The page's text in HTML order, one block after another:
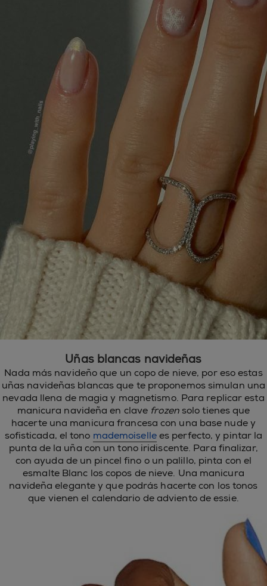
Uñas blancas navideñas
Nada más navideño que un copo de nieve, por eso estas
uñas navideñas blancas que te proponemos simulan una
nevada llena de magia y magnetismo. Para replicar esta
manicura navideña en clave frozensolo tienes que
hacerte una manicura francesa con una base nude y
sofisticada, el tono mademoisellees perfecto, y pintar la
punta de la uña con un tono iridiscente. Para finalizar,
con ayuda de un pincel fino o un palillo, pinta con el
esmalte Blanc los copos de nieve. Una manicura
navideña elegante y que podrás hacerte con los tonos
que vienen el calendario de adviento de essie.